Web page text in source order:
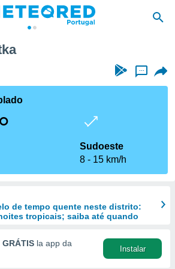
...
Sudoeste
8
15 km/h
de tempo quente neste distrito:
tropicais; saiba até quando
GRÁTIS la app da
Instalar